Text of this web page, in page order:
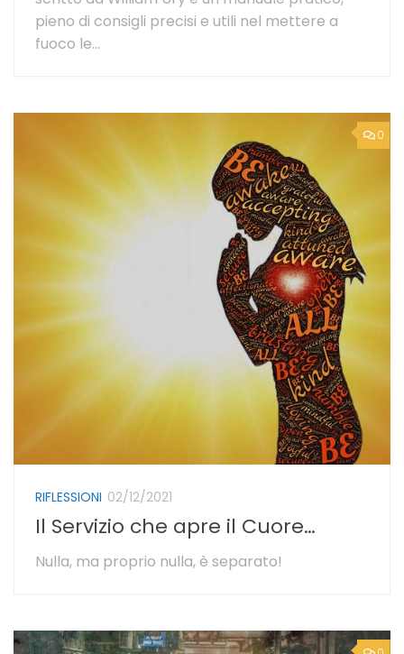
pieno di consigli precisi e utili nel mettere a
fuoco le...
0
RIFLESSIONI 02/12/2021
Il Servizio che apre il Cuore…
Nulla, ma proprio nulla, è separato!